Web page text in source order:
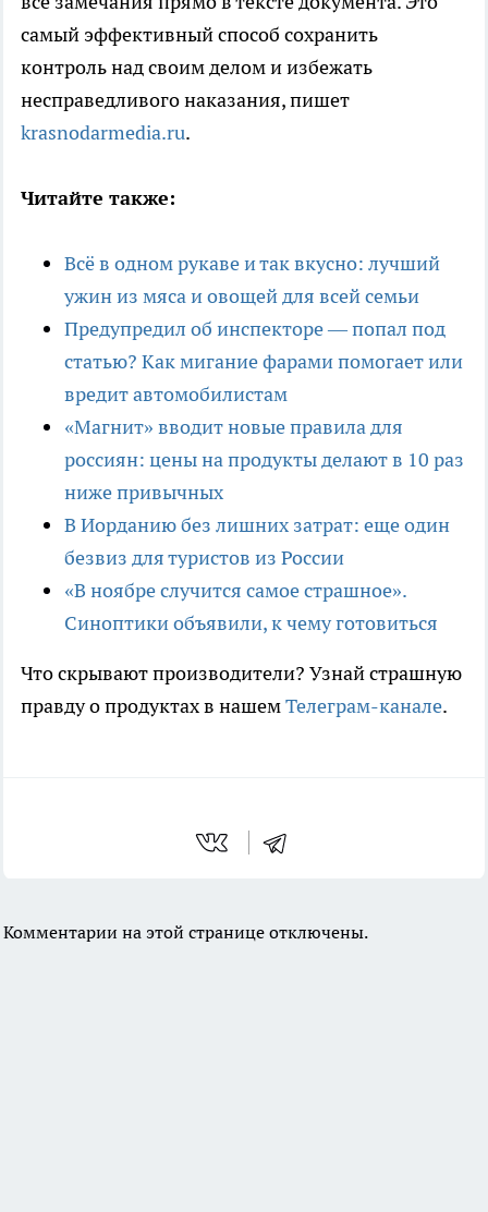
самый эффективный способ сохранить
контроль над своим делом и избежать
несправедливого наказания, пишет
krasnodarmedia.ru.
Читайте также:
Всё в одном рукаве и так вкусно: лучший
ужин из мяса и овощей для всей семьи
Предупредил об инспекторе — попал под
статью? Как мигание фарами помогает или
вредит автомобилистам
«Магнит» вводит новые правила для
россиян: цены на продукты делают в 10 раз
ниже привычных
В Иорданию без лишних затрат: еще один
безвиз для туристов из России
«В ноябре случится самое страшное».
Синоптики объявили, к чему готовиться
Что скрывают производители? Узнай страшную
правду о продуктах в нашемТелеграм-канале.
Комментарии на этой странице отключены.